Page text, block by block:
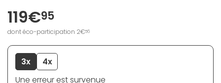
119€95
dont éco-participation 2€56
3x
4x
Une erreur est survenue